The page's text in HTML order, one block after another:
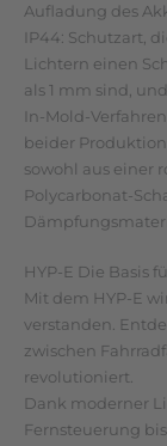
Aufladung des
IP44: Schutzart,
Lichtern einen
als 1 mm sind,
In-Mold-
beider
sowohl aus einer
Polycarbonat-
HYP-E Die Basis
Mit dem HYP-E
verstanden.
zwischen
revolutioniert.
Dank moderner
Fernsteuerung